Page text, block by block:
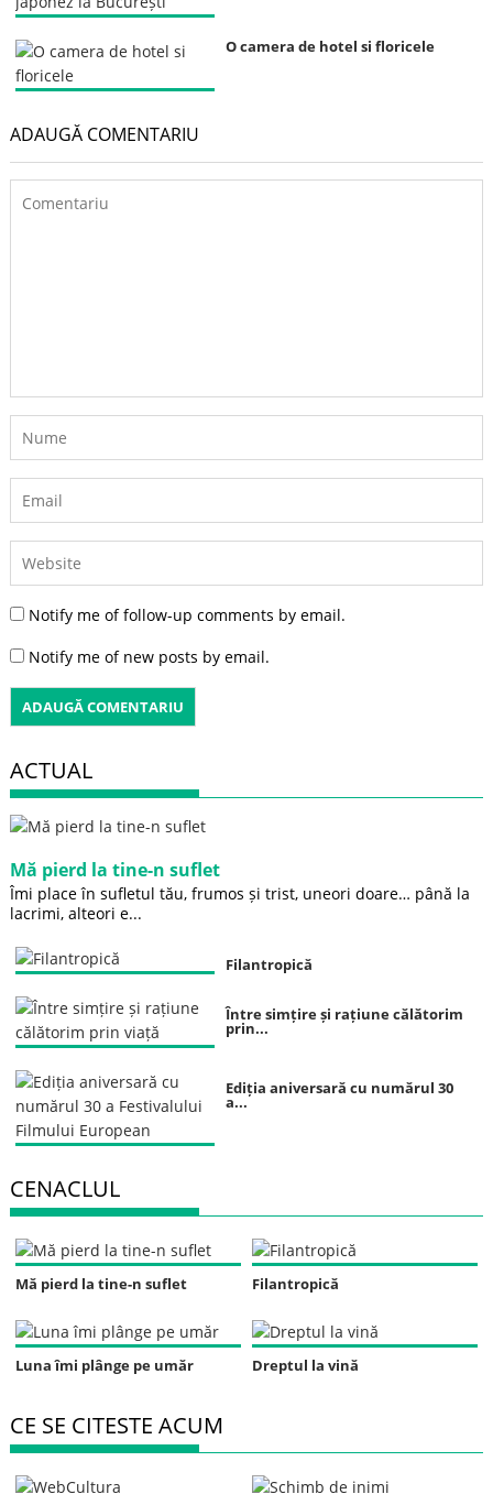
O camera de hotel si floricele
ADAUGĂ COMENTARIU
Notify me of follow-up comments by email.
Notify me of new posts by email.
ACTUAL
Mă pierd la tine-n suflet
Îmi place în sufletul tău, frumos și trist, uneori doare… până la
lacrimi, alteori e...
Filantropică
Între simțire și rațiune călătorim
prin...
Ediția aniversară cu numărul 30
a...
CENACLUL
Mă pierd la tine-n suflet Filantropică
Luna îmi plânge pe umăr Dreptul la vină
CE SE CITESTE ACUM